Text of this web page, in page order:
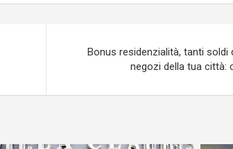
Bonus residenzialità, tanti soldi
negozi della tua città: